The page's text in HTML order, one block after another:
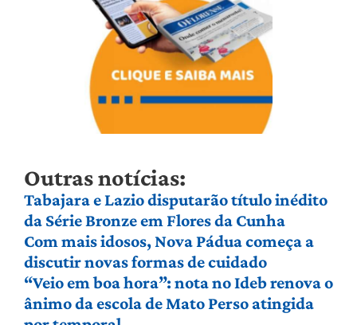
Outras notícias:
Tabajara e Lazio disputarão título inédito
da Série Bronze em Flores da Cunha
Com mais idosos, Nova Pádua começa a
discutir novas formas de cuidado
“Veio em boa hora”: nota no Ideb renova o
ânimo da escola de Mato Perso atingida